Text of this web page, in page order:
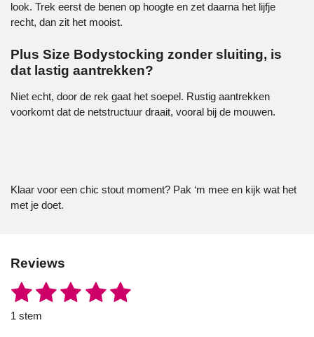
look. Trek eerst de benen op hoogte en zet daarna het lijfje
recht, dan zit het mooist.
Plus Size Bodystocking zonder sluiting, is
dat lastig aantrekken?
Niet echt, door de rek gaat het soepel. Rustig aantrekken
voorkomt dat de netstructuur draait, vooral bij de mouwen.
Klaar voor een chic stout moment? Pak ‘m mee en kijk wat het
met je doet.
Reviews
R
a
t
1
s
2
s
3 4 5
S
1 stem